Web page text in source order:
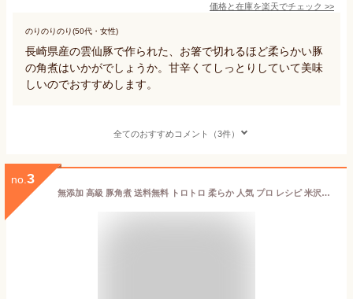
価格と在庫を楽天でチェック >>
のりのりのり(50代・女性)
長崎県産の雲仙豚で作られた、お箸で切れるほど柔らかい豚
の角煮はいかがでしょうか。甘辛くてしっとりしていて美味
しいのでおすすめします。
全てのおすすめコメント（3件）
no. 3
無添加 高級 豚角煮 送料無料 トロトロ 柔らか 人気 プロ レシピ 米沢豚一番育ち バラ肉 簡単 調理 通販 お取り寄せ ビール ぴったり 国産 冷凍 ランキング 和風 ご飯のお供 豚肉 プレゼント グルメ 贈答 ギフト 詰め合わせ 惣菜 煮豚 豚 角煮 詰合せ 手土産